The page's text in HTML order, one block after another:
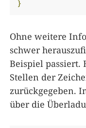
}
Ohne weitere
schwer
Beispiel
Stellen der
zurückgegeben.
über die